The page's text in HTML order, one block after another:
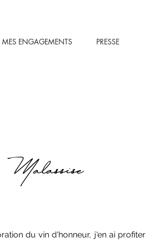
MES ENGAGEMENTS PRESSE
du vin d'honneur, j'en ai profiter